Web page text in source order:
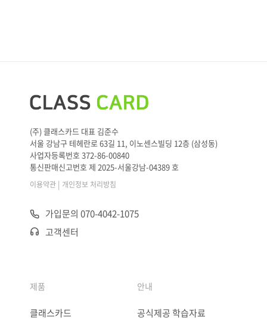
(주) 클래스카드 대표 김준수
서울 강남구 테헤란로 63길 11, 이노센스빌딩 12층 (삼성동)
사업자등록번호 372-86-00840
통신판매신고번호 제 2025-서울강남-04389 호
이용약관 | 개인정보 처리방침
가입문의 070-4042-1075
고객센터
제품
클래스카드
안내
공식제공 학습자료